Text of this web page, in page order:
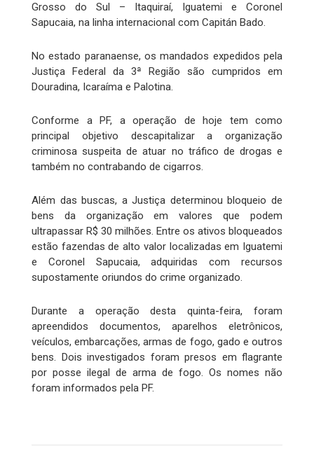
Grosso do Sul – Itaquiraí, Iguatemi e Coronel
Sapucaia, na linha internacional com Capitán Bado.
No estado paranaense, os mandados expedidos pela
Justiça Federal da 3ª Região são cumpridos em
Douradina, Icaraíma e Palotina.
Conforme a PF, a operação de hoje tem como
principal objetivo descapitalizar a organização
criminosa suspeita de atuar no tráfico de drogas e
também no contrabando de cigarros.
Além das buscas, a Justiça determinou bloqueio de
bens da organização em valores que podem
ultrapassar R$ 30 milhões. Entre os ativos bloqueados
estão fazendas de alto valor localizadas em Iguatemi
e Coronel Sapucaia, adquiridas com recursos
supostamente oriundos do crime organizado.
Durante a operação desta quinta-feira, foram
apreendidos documentos, aparelhos eletrônicos,
veículos, embarcações, armas de fogo, gado e outros
bens. Dois investigados foram presos em flagrante
por posse ilegal de arma de fogo. Os nomes não
foram informados pela PF.